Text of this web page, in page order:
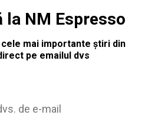
la NM Espresso
mai importante știri din
pe emailul dvs